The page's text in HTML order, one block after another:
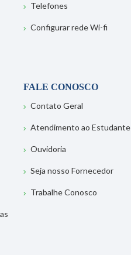
Telefones
Configurar rede Wi-fi
FALE CONOSCO
Contato Geral
Atendimento ao Estudante
Ouvidoria
Seja nosso Fornecedor
Trabalhe Conosco